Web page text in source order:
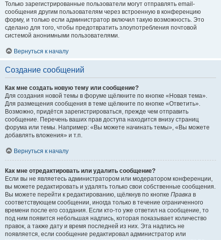
Только зарегистрированные пользователи могут отправлять email-
сообщения другим пользователям через встроенную в конференцию
форму, и только если администратор включил такую возможность. Это
сделано для того, чтобы предотвратить злоупотребления почтовой
системой анонимными пользователями.
Вернуться к началу
Создание сообщений
Как мне создать новую тему или сообщение?
Для создания новой темы в форуме щёлкните по кнопке «Новая тема».
Для размещения сообщения в теме щёлкните по кнопке «Ответить».
Возможно, придётся зарегистрироваться, прежде чем отправить
сообщение. Перечень ваших прав доступа находится внизу страниц
форума или темы. Например: «Вы можете начинать темы», «Вы можете
добавлять вложения» и т.п.
Вернуться к началу
Как мне отредактировать или удалить сообщение?
Если вы не являетесь администратором или модератором конференции,
вы можете редактировать и удалять только свои собственные сообщения.
Вы можете перейти к редактированию, щёлкнув по кнопке Правка в
соответствующем сообщении, иногда только в течение ограниченного
времени после его создания. Если кто-то уже ответил на сообщение, то
под ним появится небольшая надпись, которая показывает количество
правок, а также дату и время последней из них. Эта надпись не
появляется, если сообщение редактировал администратор или